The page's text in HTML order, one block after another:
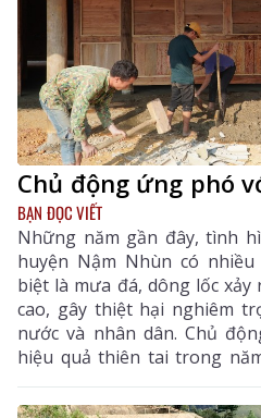
Chủ động ứng phó
BẠN ĐỌC VIẾT
Những năm gần đây, tình
huyện Nậm Nhùn có
biệt là mưa đá, dông lốc
cao, gây thiệt hại nghiêm
nước và nhân dân. Chủ
hiệu quả thiên tai trong
bão sắp tới, huyện Nậm
bộ các giải pháp.